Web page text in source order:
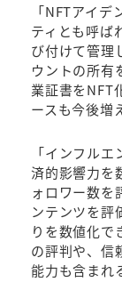
「NFTアイ
ティとも呼ば
び付けて管理
ウントの所有
業証書をNFT
ースも今後増
「インフル
済的影響力を
ォロワー数を
ンテンツを評
りを数値化で
の評判や、信
能力も含まれ